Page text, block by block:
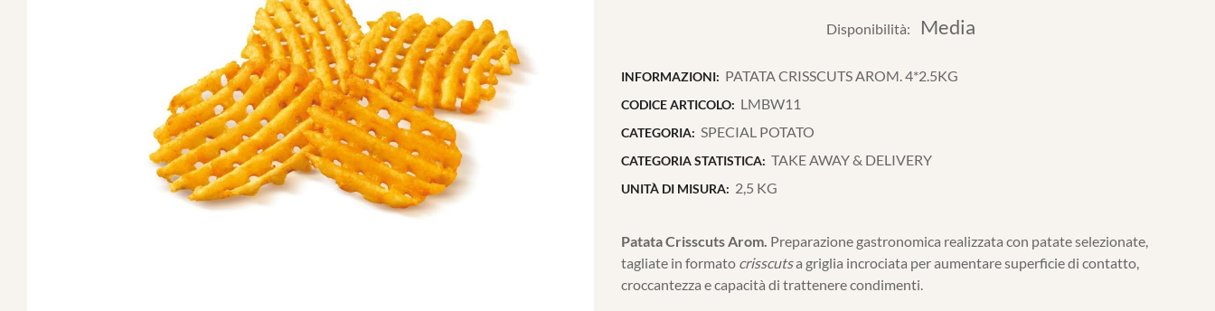
Disponibilità: Media
INFORMAZIONI: PATATA CRISSCUTS AROM. 4*2.5KG
CODICE ARTICOLO: LMBW11
CATEGORIA: SPECIAL POTATO
CATEGORIA STATISTICA: TAKE AWAY & DELIVERY
UNITÀ DI MISURA: 2,5 KG
Patata Crisscuts Arom. Preparazione gastronomica realizzata con patate selezionate,
tagliate in formato crisscutsa griglia incrociata per aumentare superficie di contatto,
croccantezza e capacità di trattenere condimenti.